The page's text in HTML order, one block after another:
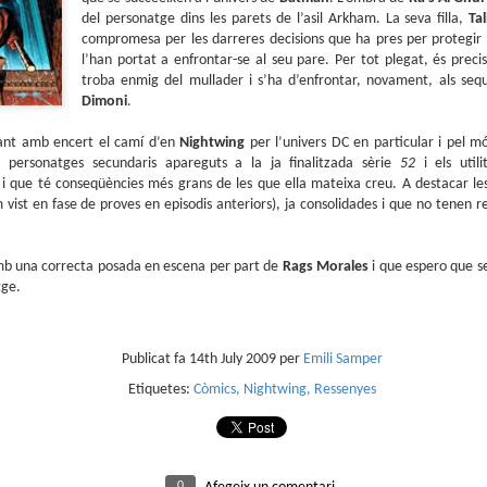
del personatge dins les parets de l’asil Arkham. La seva filla,
compromesa per les darreres decisions que ha pres per
l’han portat a enfrontar-se al seu pare. Per tot plegat, és
troba enmig del mullader i s’ha d’enfrontar, novament, als
Dimoni.
amb encert el camí d’enNightwing per l’univers DC en particular i pel
personatges secundaris apareguts a la ja finalitzada sèrie 52 i els
i que té conseqüències més grans de les que ella mateixa creu. A destacar
en fase de proves en episodis anteriors), ja consolidades i que no tenen
una correcta posada en escena per part de Rags Morales i que espero que
Publicat fa 14th July 2009 per Emili Samper
Etiquetes: Còmics Nightwing Ressenyes
sobre com la societat contemporània ha transformat
dormir en un bé de consum o, pitjor encara, en un
productivitat.